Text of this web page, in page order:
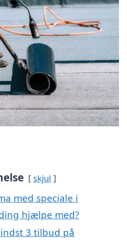
skjul
med speciale i
hjælpe med?
3 tilbud på